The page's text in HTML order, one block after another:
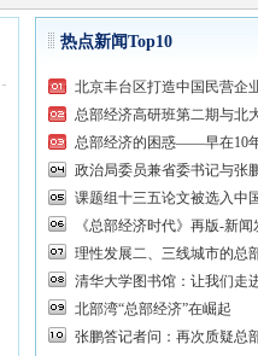
热点新闻Top10
北京丰台区打造中国民营企
总部经济高研班第二期与北
总部经济的困惑——早在10
政治局委员兼省委书记与张
课题组十三五论文被选入中
《总部经济时代》再版-新
理性发展二、三线城市的总
清华大学图书馆：让我们走
北部湾“总部经济”在崛起
张鹏答记者问：再次质疑总